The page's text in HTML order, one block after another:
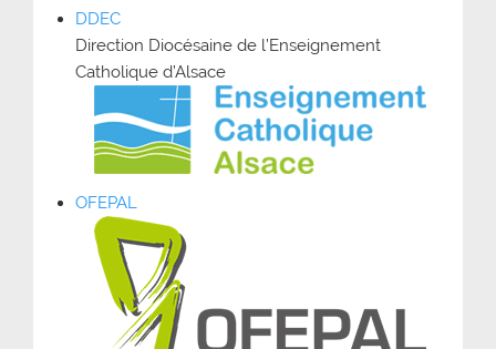
DDEC
Direction Diocésaine de l’Enseignement
Catholique d’Alsace
OFEPAL